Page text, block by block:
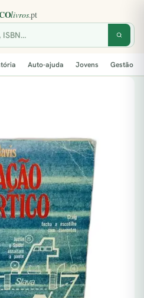
Auto-ajuda Jovens Gestão